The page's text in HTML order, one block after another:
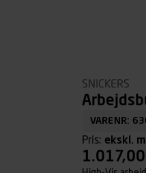
SNICKERS
VARENR:
Pris: ekskl.
1.017,00